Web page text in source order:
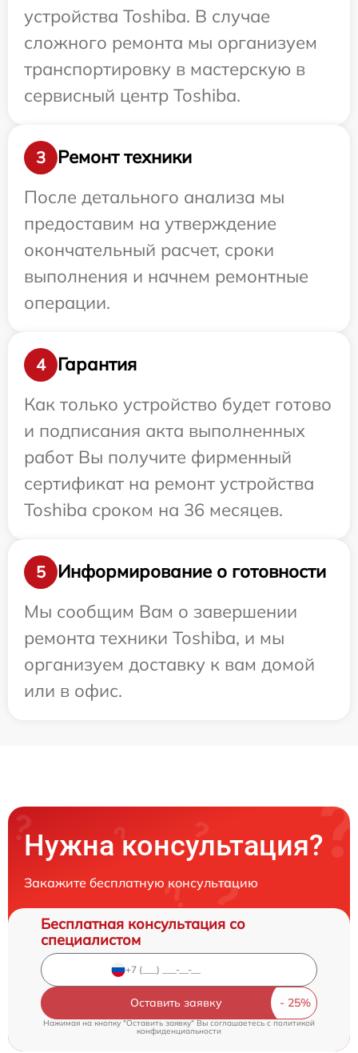
устройства Toshiba. В случае
сложного ремонта мы организуем
транспортировку в мастерскую в
сервисный центр Toshiba.
3
Ремонт техники
После детального анализа мы
предоставим на утверждение
окончательный расчет, сроки
выполнения и начнем ремонтные
операции.
4
Гарантия
Как только устройство будет готово
и подписания акта выполненных
работ Вы получите фирменный
сертификат на ремонт устройства
Toshiba сроком на 36 месяцев.
5
Информирование о готовности
Мы сообщим Вам о завершении
ремонта техники Toshiba, и мы
организуем доставку к вам домой
или в офис.
Нужна консультация?
Закажите бесплатную консультацию
Бесплатная консультация со
специалистом
Оставить заявку
Нажимая на кнопку "Оставить заявку" Вы соглашаетесь cполитикой
конфиденциальности